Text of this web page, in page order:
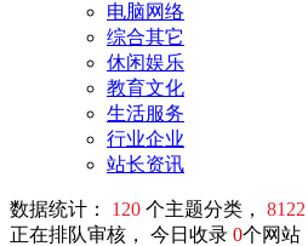
电脑网络
综合其它
休闲娱乐
教育文化
生活服务
行业企业
站长资讯
数据统计： 120 个主题分类， 8122
正在排队审核， 今日收录 0个网站